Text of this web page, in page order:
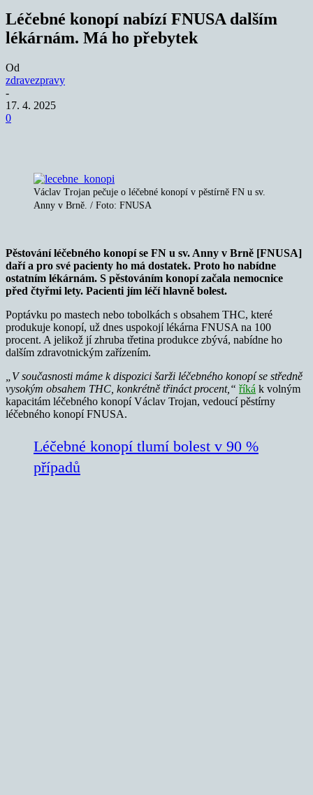
Léčebné konopí nabízí FNUSA dalším
lékárnám. Má ho přebytek
Od
zdravezpravy
-
17. 4. 2025
0
Václav Trojan pečuje o léčebné konopí v pěstírně FN u sv.
Anny v Brně. / Foto: FNUSA
Pěstování léčebného konopí se FN u sv. Anny v Brně [FNUSA]
daří a pro své pacienty ho má dostatek. Proto ho nabídne
ostatním lékárnám. S pěstováním konopí začala nemocnice
před čtyřmi lety. Pacienti jím léčí hlavně bolest.
Poptávku po mastech nebo tobolkách s obsahem THC, které
produkuje konopí, už dnes uspokojí lékárna FNUSA na 100
procent. A jelikož jí zhruba třetina produkce zbývá, nabídne ho
dalším zdravotnickým zařízením.
„V současnosti máme k dispozici šarži léčebného konopí se středně
vysokým obsahem THC, konkrétně třináct procent,“ říká k volným
kapacitám léčebného konopí Václav Trojan, vedoucí pěstírny
léčebného konopí FNUSA.
Léčebné konopí tlumí bolest v 90 %
případů